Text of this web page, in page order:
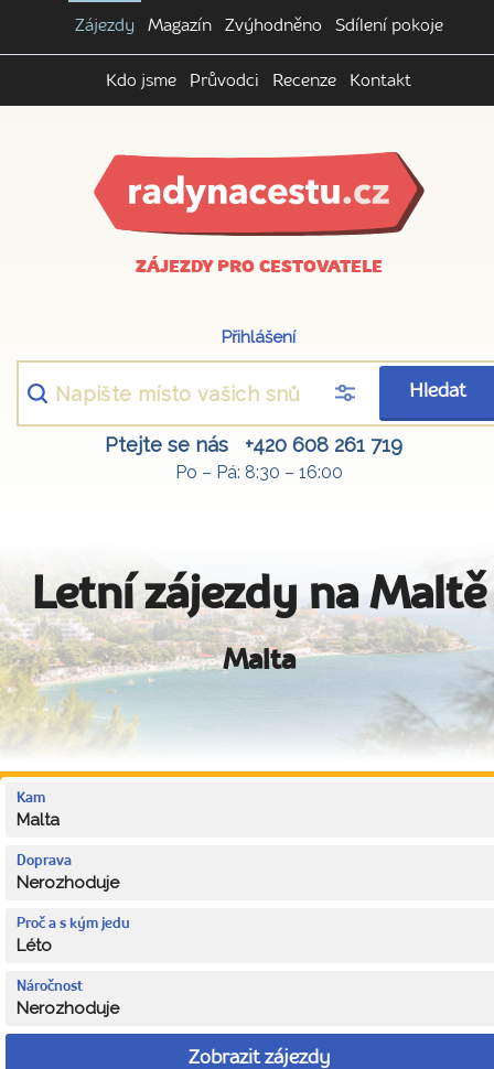
Zájezdy Magazín Zvýhodněno Sdílení pokoje
Kdo jsme Průvodci Recenze Kontakt
ZÁJEZDY PRO CESTOVATELE
Přihlášení
Hledat
Ptejte se nás +420 608 261 719
Po – Pá: 8:30 – 16:00
Letní zájezdy na Maltě
Malta
Kam
Malta
Doprava
Nerozhoduje
Proč a s kým jedu
Léto
Náročnost
Nerozhoduje
Zobrazit zájezdy